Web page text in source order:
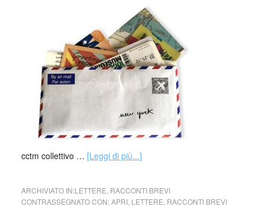
cctm collettivo … [Leggi di più...]
ARCHIVIATO IN:LETTERE RACCONTI BREVI
CONTRASSEGNATO CON:APRI, LETTERE RACCONTI BREVI